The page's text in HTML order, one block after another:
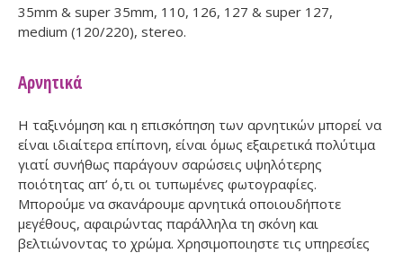
35mm & super 35mm, 110, 126, 127 & super 127,
medium (120/220), stereo.
Αρνητικά
Η ταξινόμηση και η επισκόπηση των αρνητικών μπορεί να
είναι ιδιαίτερα επίπονη, είναι όμως εξαιρετικά πολύτιμα
γιατί συνήθως παράγουν σαρώσεις υψηλότερης
ποιότητας απ’ ό,τι οι τυπωμένες φωτογραφίες.
Μπορούμε να σκανάρουμε αρνητικά οποιουδήποτε
μεγέθους, αφαιρώντας παράλληλα τη σκόνη και
βελτιώνοντας το χρώμα. Χρησιμοποιηστε τις υπηρεσίες